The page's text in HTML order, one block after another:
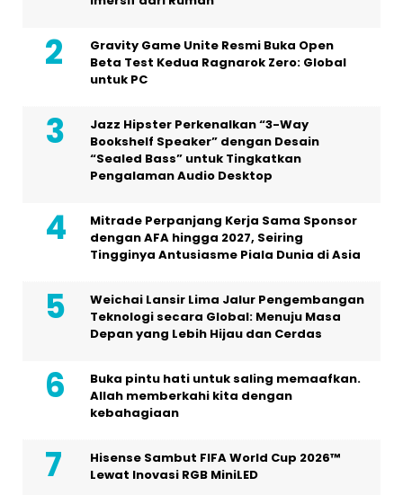
Gravity Game Unite Resmi Buka Open
Beta Test Kedua Ragnarok Zero: Global
untuk PC
Jazz Hipster Perkenalkan “3-Way
Bookshelf Speaker” dengan Desain
“Sealed Bass” untuk Tingkatkan
Pengalaman Audio Desktop
Mitrade Perpanjang Kerja Sama Sponsor
dengan AFA hingga 2027, Seiring
Tingginya Antusiasme Piala Dunia di Asia
Weichai Lansir Lima Jalur Pengembangan
Teknologi secara Global: Menuju Masa
Depan yang Lebih Hijau dan Cerdas
Buka pintu hati untuk saling memaafkan.
Allah memberkahi kita dengan
kebahagiaan
Hisense Sambut FIFA World Cup 2026™
Lewat Inovasi RGB MiniLED